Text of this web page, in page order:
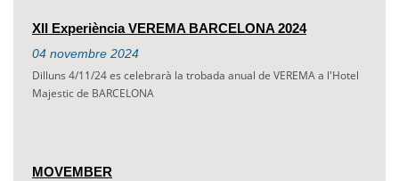
XII Experiència VEREMA BARCELONA 2024
04 novembre 2024
Dilluns 4/11/24 es celebrarà la trobada anual de VEREMA a l'Hotel
Majestic de BARCELONA
MOVEMBER